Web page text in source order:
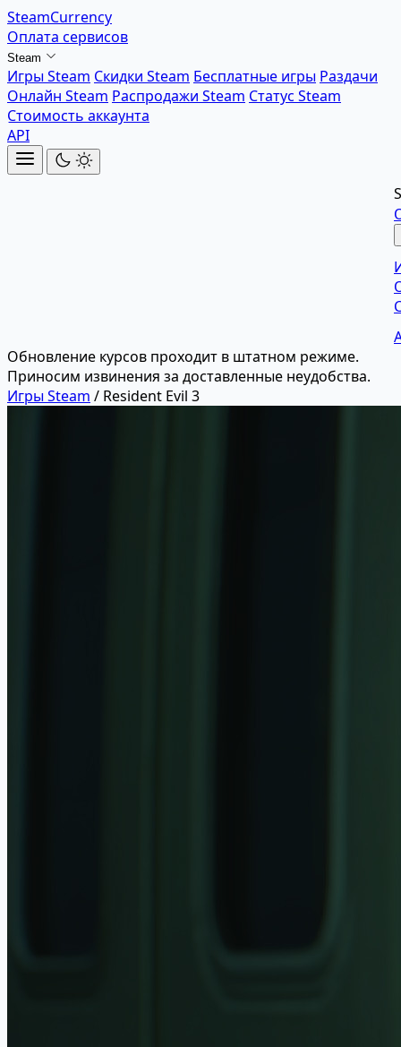
SteamCurrency
Оплата сервисов
Steam
Игры Steam Скидки Steam Бесплатные игры Раздачи
Онлайн Steam Распродажи Steam Статус Steam
Стоимость аккаунта
API
Обновление курсов проходит в штатном режиме.
Приносим извинения за доставленные неудобства.
Игры Steam / Resident Evil 3